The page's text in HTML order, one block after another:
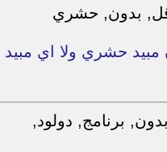
حشري ولا اي مبيد